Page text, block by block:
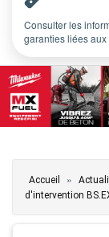
Consulter les
garanties liées aux
Vous êtes
Accueil »
d'intervention